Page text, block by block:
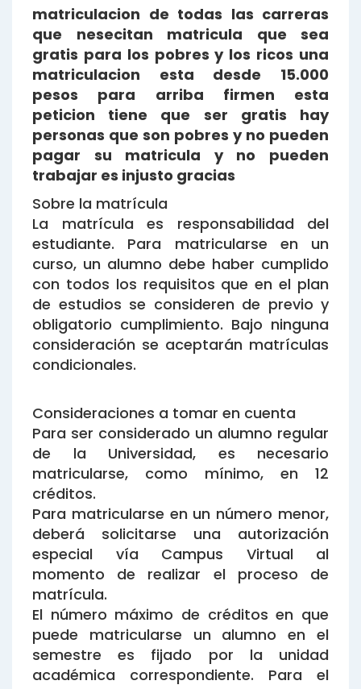
matriculacion de todas las carreras
que nesecitan matricula que sea
gratis para los pobres y los ricos una
matriculacion esta desde 15.000
pesos para arriba firmen esta
peticion tiene que ser gratis hay
personas que son pobres y no pueden
pagar su matricula y no pueden
trabajar es injusto gracias
Sobre la matrícula
La matrícula es responsabilidad del
estudiante. Para matricularse en un
curso, un alumno debe haber cumplido
con todos los requisitos que en el plan
de estudios se consideren de previo y
obligatorio cumplimiento. Bajo ninguna
consideración se aceptarán matrículas
condicionales.
Consideraciones a tomar en cuenta
Para ser considerado un alumno regular
de la Universidad, es necesario
matricularse, como mínimo, en 12
créditos.
Para matricularse en un número menor,
deberá solicitarse una autorización
especial vía Campus Virtual al
momento de realizar el proceso de
matrícula.
El número máximo de créditos en que
puede matricularse un alumno en el
semestre es fijado por la unidad
académica correspondiente. Para el